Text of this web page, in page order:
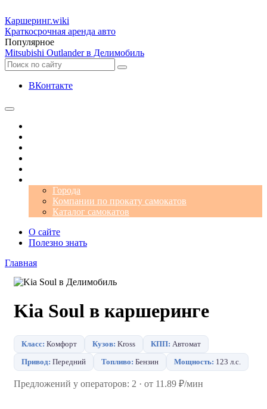
Каршеринг.wiki
Краткосрочная аренда авто
Популярное
Mitsubishi Outlander в Делимобиль
ВКонтакте
Города
Компании по прокату самокатов
Каталог самокатов
О сайте
Полезно знать
Главная
Kia Soul в каршеринге
Класс: Комфорт Кузов: Kross КПП: Автомат
Привод: Передний Топливо: Бензин Мощность: 123 л.с.
Предложений у операторов: 2 · от 11.89 ₽/мин